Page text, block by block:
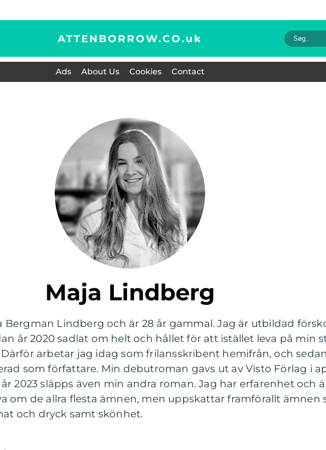
ATTENBORROW.CO.uk
Ads About Us Cookies Contact
Maja Lindberg
Bergman Lindberg och är 28 år gammal. Jag är utbildad
år 2020 sadlat om helt och hållet för att istället leva på min
arbetar jag idag som frilansskribent hemifrån, och
som författare. Min debutroman gavs ut av Visto Förlag i
2023 släpps även min andra roman. Jag har erfarenhet och
om de allra flesta ämnen, men uppskattar framförallt ämnen
och dryck samt skönhet.